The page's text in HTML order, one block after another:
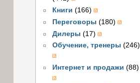
Книги (166)
Переговоры (180)
Дилеры (17)
Обучение, тренеры (246)
Интернет и продажи (88)